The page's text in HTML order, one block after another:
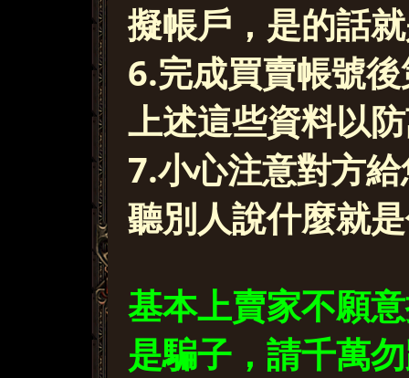
擬帳戶，是的話
6.完成買賣帳號
上述這些資料以
7.小心注意對方
聽別人說什麼就
基本上賣家不願
是騙子，請千萬